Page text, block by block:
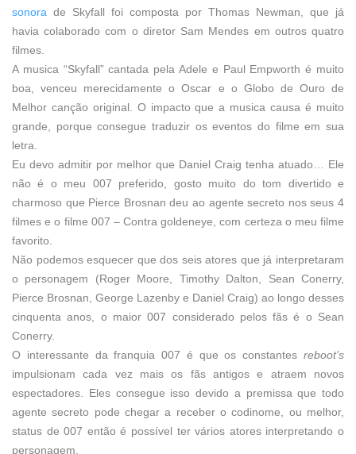
sonora de Skyfall foi composta por Thomas Newman, que já
havia colaborado com o diretor Sam Mendes em outros quatro
filmes.
A musica “Skyfall” cantada pela Adele e Paul Empworth é muito
boa, venceu merecidamente o Oscar e o Globo de Ouro de
Melhor canção original. O impacto que a musica causa é muito
grande, porque consegue traduzir os eventos do filme em sua
letra.
Eu devo admitir por melhor que Daniel Craig tenha atuado… Ele
não é o meu 007 preferido, gosto muito do tom divertido e
charmoso que Pierce Brosnan deu ao agente secreto nos seus 4
filmes e o filme 007 –Contra goldeneye, com certeza o meu filme
favorito.
Não podemos esquecer que dos seis atores que já interpretaram
o personagem (Roger Moore, Timothy Dalton, Sean Conerry,
Pierce Brosnan, George Lazenby e Daniel Craig) ao longo desses
cinquenta anos, o maior 007 considerado pelos fãs é o Sean
Conerry.
O interessante da franquia 007 é que os constantes reboot’s
impulsionam cada vez mais os fãs antigos e atraem novos
espectadores. Eles consegue isso devido a premissa que todo
agente secreto pode chegar a receber o codinome, ou melhor,
status de 007 então é possível ter vários atores interpretando o
personagem.